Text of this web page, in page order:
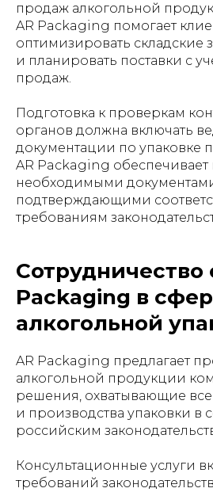
продаж алкогольной
AR Packaging помогает
оптимизировать складские
и планировать поставки с
продаж.
Подготовка к проверкам
органов должна включать
документации по упаковке
AR Packaging обеспечивает
необходимыми
подтверждающими
требованиям
Сотрудничество
Packaging в
алкогольной
AR Packaging предлагает
алкогольной продукции
решения, охватывающие все
и производства упаковки в
российским
Консультационные услуги
требований